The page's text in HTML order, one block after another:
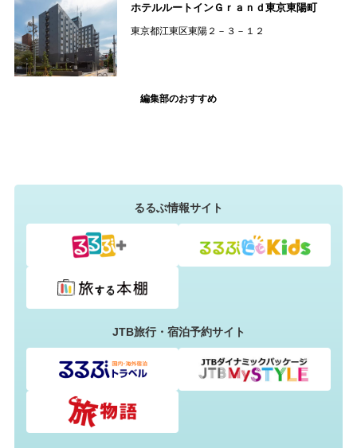
ホテルルートインＧｒａｎｄ東京東陽町
東京都江東区東陽２－３－１２
編集部のおすすめ
るるぶ情報サイト
JTB旅行・宿泊予約サイト